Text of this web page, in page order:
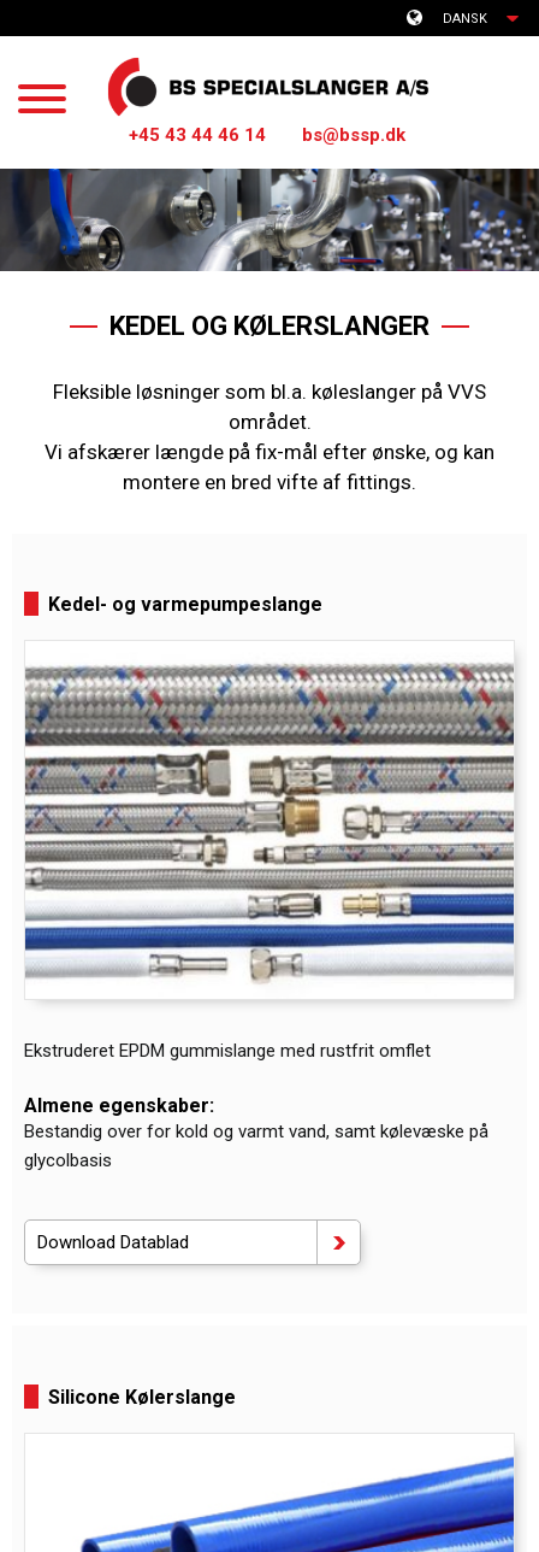
DANSK
+45 43 44 46 14 bs@bssp.dk
KEDEL OG KØLERSLANGER
Fleksible løsninger som bl.a. køleslanger på VVS
området.
Vi afskærer længde på fix-mål efter ønske, og kan
montere en bred vifte af fittings.
Kedel- og varmepumpeslange
Ekstruderet EPDM gummislange med rustfrit omflet
Almene egenskaber:
Bestandig over for kold og varmt vand, samt kølevæske på
glycolbasis
Download Datablad
Silicone Kølerslange